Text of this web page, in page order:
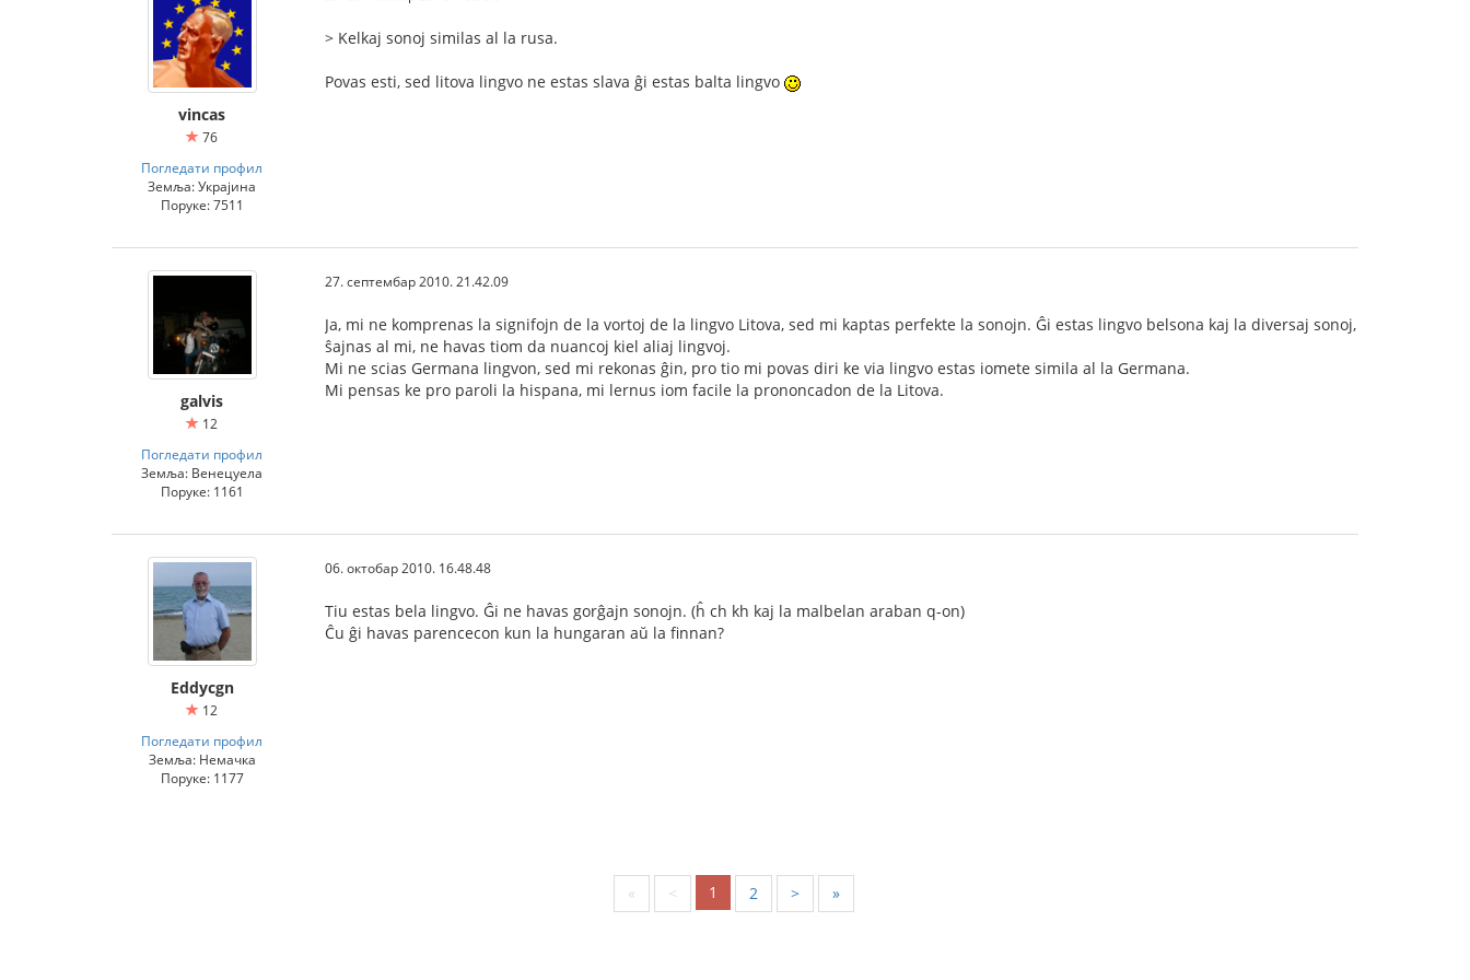
vincas
76
Погледати профил
Земља: Украјина
Поруке: 7511
> Kelkaj sonoj similas al la rusa.
Povas esti, sed litova lingvo ne estas slava ĝi estas balta lingvo
galvis
12
Погледати профил
Земља: Венецуела
Поруке: 1161
27. септембар 2010. 21.42.09
Ja, mi ne komprenas la signifojn de la vortoj de la lingvo Litova, sed mi kaptas perfekte la sonojn. Ĝi estas lingvo belsona kaj la diversaj sonoj,
ŝajnas al mi, ne havas tiom da nuancoj kiel aliaj lingvoj.
Mi ne scias Germana lingvon, sed mi rekonas ĝin, pro tio mi povas diri ke via lingvo estas iomete simila al la Germana.
Mi pensas ke pro paroli la hispana, mi lernus iom facile la prononcadon de la Litova.
Eddycgn
12
Погледати профил
Земља: Немачка
Поруке: 1177
06. октобар 2010. 16.48.48
Tiu estas bela lingvo. Ĝi ne havas gorĝajn sonojn. (ĥ ch kh kaj la malbelan araban q-on)
Ĉu ĝi havas parencecon kun la hungaran aŭ la finnan?
« < 1 2 > »